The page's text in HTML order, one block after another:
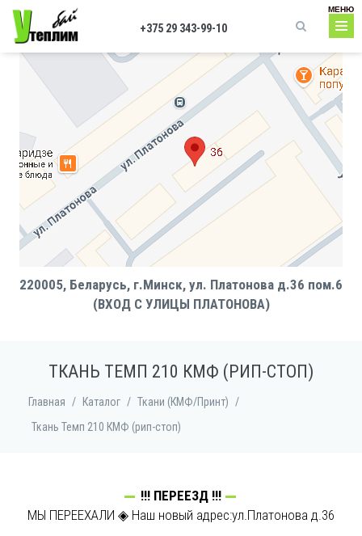
Перейти к основному содержанию
220005, Беларусь, г.Минск, ул. Платонова д.36 пом.6
(ВХОД С УЛИЦЫ ПЛАТОНОВА)
МЕНЮ
Форма поиска
+375 29 343-99-10
ТКАНЬ ТЕМП 210 КМФ (РИП-СТОП)
Главная / Каталог / Ткани (КМФ/Принт)
/
Ткань Темп 210 КМФ (рип-стоп)
!!! ПЕРЕЕЗД !!!
МЫ ПЕРЕЕХАЛИ ◈ Наш новый адрес:ул.Платонова д.36